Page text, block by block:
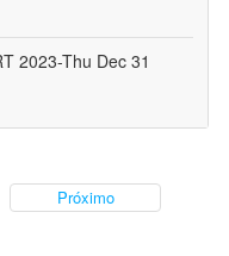
2023-Thu Dec 31
Próximo